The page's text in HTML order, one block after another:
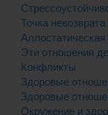
Точка невозврата
Аллостатическая
Эти отношения
Конфликты
Здоровые
Здоровые
Окружение и